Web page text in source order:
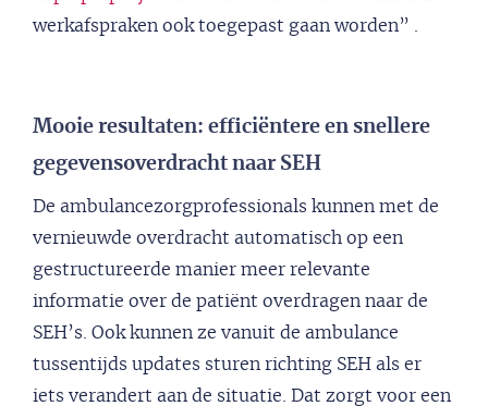
werkafspraken ook toegepast gaan worden” .
Mooie resultaten: efficiëntere en snellere
gegevensoverdracht naar SEH
De ambulancezorgprofessionals kunnen met de
vernieuwde overdracht automatisch op een
gestructureerde manier meer relevante
informatie over de patiënt overdragen naar de
SEH’s. Ook kunnen ze vanuit de ambulance
tussentijds updates sturen richting SEH als er
iets verandert aan de situatie. Dat zorgt voor een